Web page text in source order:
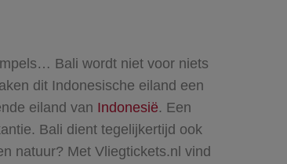
Bali wordt niet voor niets
dit Indonesische eiland een
eiland van Indonesië. Een
Bali dient tegelijkertijd ook
natuur? Met Vliegtickets.nl vind